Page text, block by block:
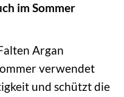
im Sommer
Argan
verwendet
und schützt die